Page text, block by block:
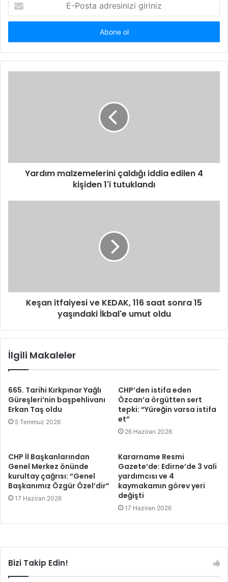
Posta
adresinizi
Yardım malzemelerini çaldığı iddia edilen 4
kişiden 1'i tutuklandı
Keşan itfaiyesi ve KEDAK, 116 saat sonra 15
yaşındaki İkbal'e umut oldu
İlgili Makaleler
665. Tarihi Kırkpınar Yağlı
Güreşleri’nin başpehlivanı
Erkan Taş oldu
5 Temmuz 2026
CHP’den istifa eden
Özcan’a örgütten sert
tepki: “Yüreğin varsa istifa
et”
26 Haziran 2026
CHP İl Başkanlarından
Genel Merkez önünde
kurultay çağrısı: “Genel
Başkanımız Özgür Özel’dir”
17 Haziran 2026
Kararname Resmi
Gazete’de: Edirne’de 3 vali
yardımcısı ve 4
kaymakamın görev yeri
değişti
17 Haziran 2026
Bizi Takip Edin!